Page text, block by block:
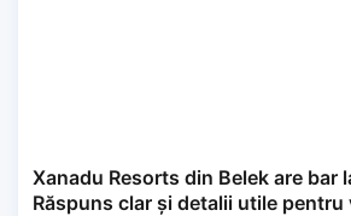
Xanadu Resorts din Belek are bar
Răspuns clar și detalii utile pentru